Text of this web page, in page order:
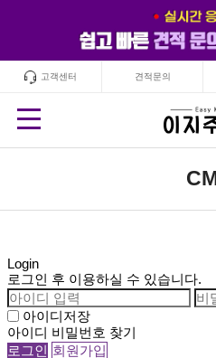
안보기
고객센터 견적문의
CM
Login
로그인 후 이용하실 수 있습니다.
아이디저장
아이디 비밀번호 찾기